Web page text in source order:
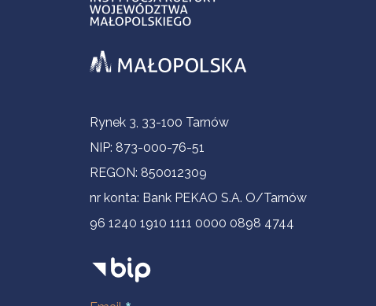
Informacje kontaktowe
Rynek 3, 33-100 Tarnów
NIP: 873-000-76-51
REGON: 850012309
nr konta: Bank PEKAO S.A. O/Tarnów
96 1240 1910 1111 0000 0898 4744